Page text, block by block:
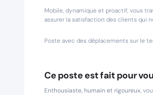
Mobile, dynamique et proactif, vous
assurer la satisfaction des clients qui
Poste avec des déplacements sur le
Ce poste est fait pour
Enthousiaste, humain et rigoureux,